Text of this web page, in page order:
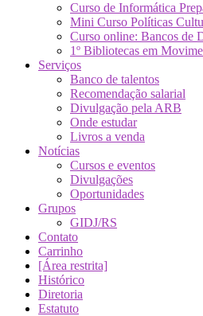
Curso de Informática
Mini Curso Políticas
Curso online: Bancos de
1º Bibliotecas em
Serviços
Banco de talentos
Recomendação salarial
Divulgação pela ARB
Onde estudar
Livros a venda
Notícias
Cursos e eventos
Divulgações
Oportunidades
Grupos
GIDJ/RS
Contato
Carrinho
[Área restrita]
Histórico
Diretoria
Estatuto